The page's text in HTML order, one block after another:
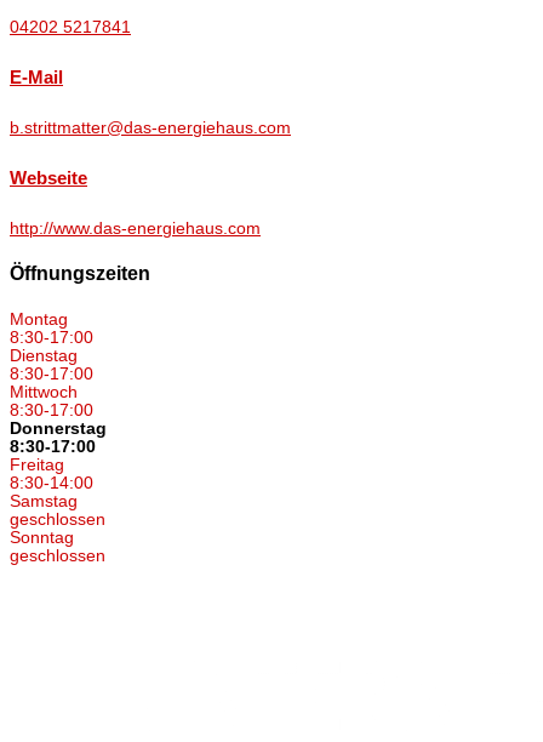
04202 5217841
E-Mail
b.strittmatter@das-energiehaus.com
Webseite
http://www.das-energiehaus.com
Öffnungszeiten
Montag
8:30-17:00
Dienstag
8:30-17:00
Mittwoch
8:30-17:00
Donnerstag
8:30-17:00
Freitag
8:30-14:00
Samstag
geschlossen
Sonntag
geschlossen